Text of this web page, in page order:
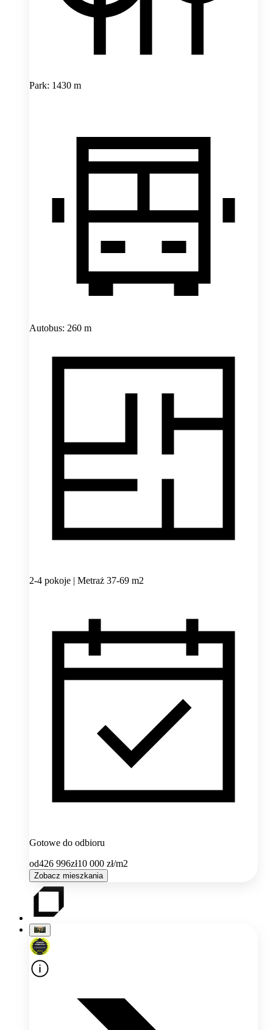
Park: 1430 m
Autobus: 260 m
2-4 pokoje | Metraż 37-69 m2
Gotowe do odbioru
od426 996zł10 000 zł/m2
Zobacz mieszkania